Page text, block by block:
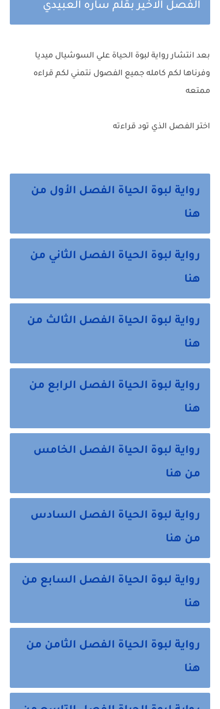
الفصل الاخير بقلم ساره العبيدي
بعد انتشار رواية لبوة الحياة علي السوشيال ميديا
وفرناها لكم كامله جميع الفصول نتمني لكم قراءه
ممتعه
اختر الفصل الذي تود قراءته
رواية لبوة الحياة الفصل الأول من
هنا
رواية لبوة الحياة الفصل الثاني من
هنا
رواية لبوة الحياة الفصل الثالث من
هنا
رواية لبوة الحياة الفصل الرابع من
هنا
رواية لبوة الحياة الفصل الخامس
من هنا
رواية لبوة الحياة الفصل السادس
من هنا
رواية لبوة الحياة الفصل السابع من
هنا
رواية لبوة الحياة الفصل الثامن من
هنا